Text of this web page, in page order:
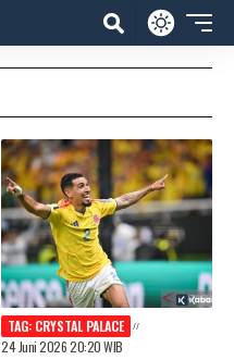
TAG: CRYSTAL PALACE
24 Juni 2026 20:20 WIB